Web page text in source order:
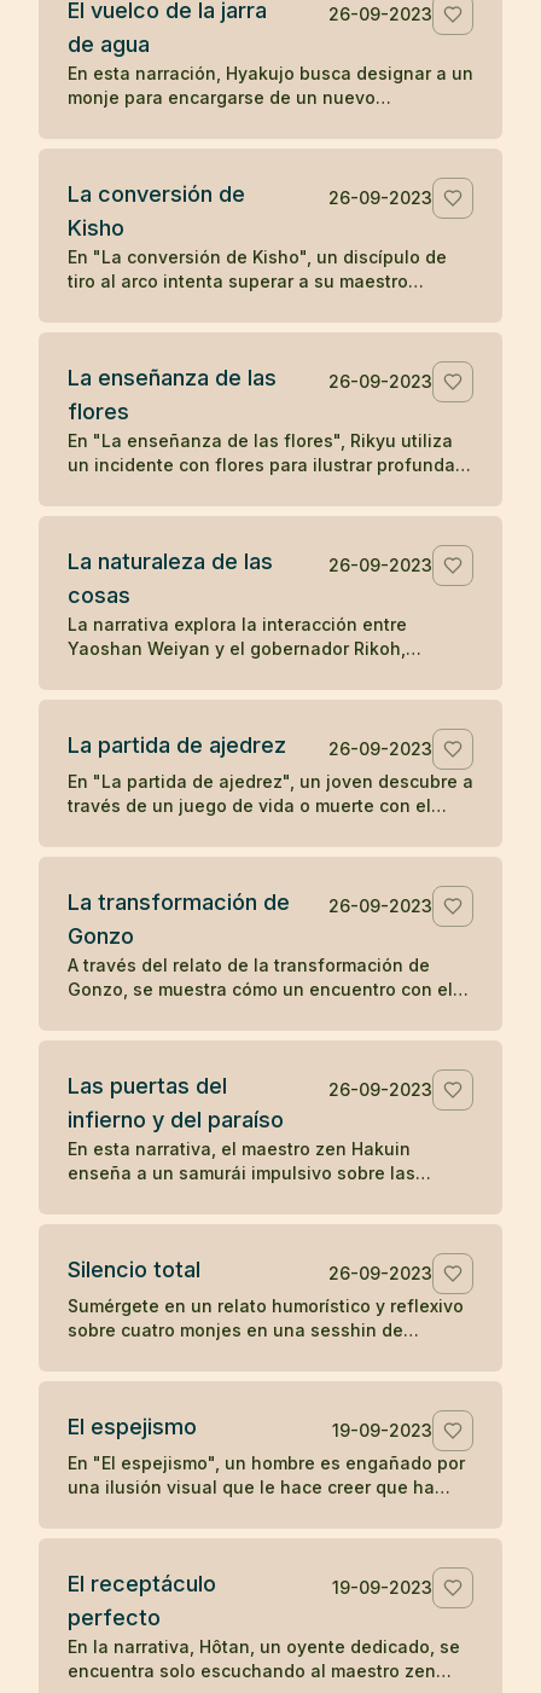
deseo. Solo cuando el leñador olvida su deseo
y se concentra en su tarea presente, el satori
reaparece, subrayando la idea zen de liberarse
de los deseos y vivir en el momento presente
para alcanzar la iluminación.
El vuelco de la jarra
de agua
26-09-2023
En esta narración, Hyakujo busca designar a un
monje para encargarse de un nuevo
una jarra de agua. Mientras los otros monjes
cocinero, actúa volcando la jarra, demostrando
una comprensión no verbal y directa de la
naturaleza de la realidad, lo que le gana la
designación como maestro del nuevo
monasterio. La historia ilustra cómo la acción
valoradas en la tradición zen.
La conversión de
Kisho
26-09-2023
En "La conversión de Kisho", un discípulo de
tiro al arco intenta superar a su maestro
maestro demuestra su habilidad superior
del maestro lleva a una humilde aceptación por
parte del discípulo, solidificando su relación
maestro-discípulo en un vínculo eterno de
respeto y aprendizaje.
La enseñanza de las
flores
26-09-2023
En "La enseñanza de las flores", Rikyu utiliza
un incidente con flores para ilustrar profundas
transitoria de los fenómenos y la interconexión
la transformación y la percepción influyen en
La naturaleza de las
cosas
26-09-2023
La narrativa explora la interacción entre
Yaoshan Weiyan y el gobernador Rikoh,
un poema, la comprensión súbita de Rikoh
sabiduría simple pero profunda del Tao.
La partida de ajedrez
26-09-2023
En "La partida de ajedrez", un joven descubre a
través de un juego de vida o muerte con el
concentración y la compasión son las claves
La transformación de
Gonzo
26-09-2023
A través del relato de la transformación de
Gonzo, se muestra cómo un encuentro con el
colérico barquero, ilustrando el poder del buen
positivo en otros.
Las puertas del
infierno y del paraíso
26-09-2023
En esta narrativa, el maestro zen Hakuin
enseña a un samurái impulsivo sobre las
cómo nuestras reacciones y estados mentales
tormento.
Silencio total
26-09-2023
Sumérgete en un relato humorístico y reflexivo
sobre cuatro monjes en una sesshin de
apagada revelan ironías sobre la disciplina y el
El espejismo
19-09-2023
En "El espejismo", un hombre es engañado por
una ilusión visual que le hace creer que ha
desencadenando un dolor psicosomático. En
era solo el reflejo de un arco, desmitificando
su miedo y recuperando su salud. La narrativa
destaca cómo la mente puede ser engañada
por percepciones erróneas, y cómo el
reconocimiento de la realidad puede aliviar los
El receptáculo
perfecto
19-09-2023
En la narrativa, Hôtan, un oyente dedicado, se
encuentra solo escuchando al maestro zen